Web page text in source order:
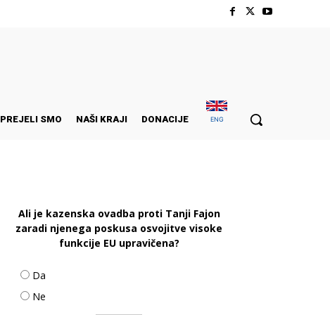
PREJELI SMO NAŠI KRAJI DONACIJE ENG
Ali je kazenska ovadba proti Tanji Fajon
zaradi njenega poskusa osvojitve visoke
funkcije EU upravičena?
Da
Ne